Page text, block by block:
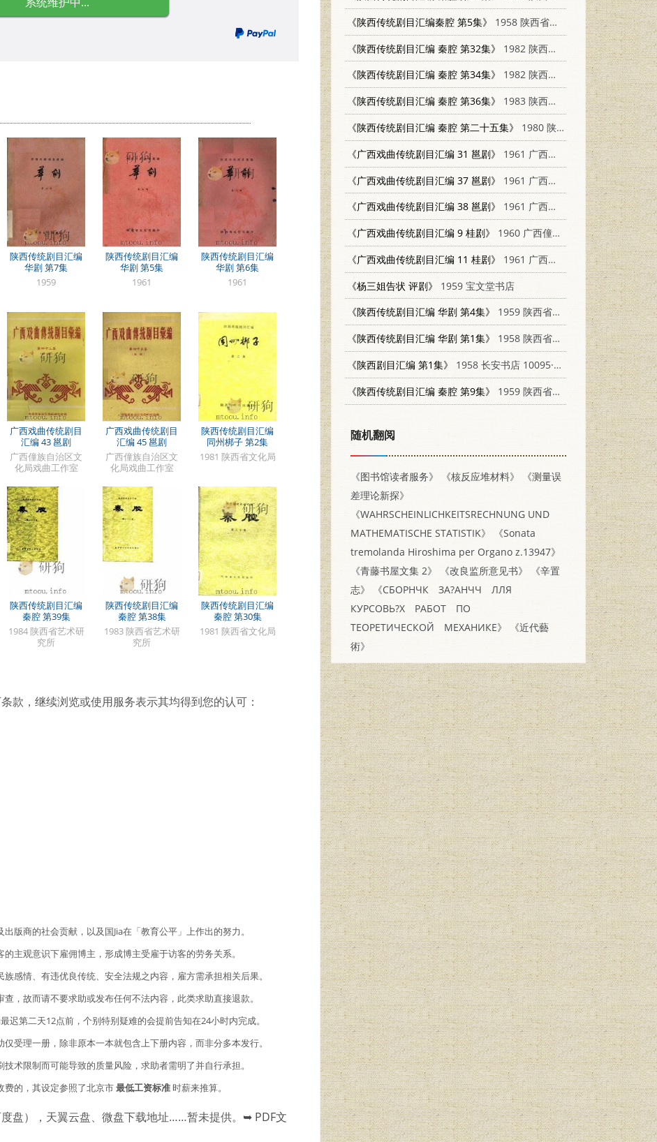
陕西传统剧目汇编
华剧 第7集
1959
陕西传统剧目汇编
华剧 第5集
1961
陕西传统剧目汇编
华剧 第6集
1961
广西戏曲传统剧目
汇编 43 邕剧
广西僮族自治区文
化局戏曲工作室
广西戏曲传统剧目
汇编 45 邕剧
广西僮族自治区文
化局戏曲工作室
陕西传统剧目汇编
同州梆子 第2集
1981 陕西省文化局
陕西传统剧目汇编
秦腔 第39集
1984 陕西省艺术研
究所
陕西传统剧目汇编
秦腔 第38集
1983 陕西省艺术研
究所
陕西传统剧目汇编
秦腔 第30集
1981 陕西省文化局
款，继续浏览或使用服务表示其均得到您的认可：
版商的社会贡献，以及国Jia在「教育公平」上作出的努力。
主观意识下雇佣博主，形成博主受雇于访客的劳务关系。
感情、有违优良传统、安全法规之内容，雇方需承担相关后果。
，故而请不要求助或发布任何不法内容，此类求助直接退款。
第二天12点前，个别特别疑难的会提前告知在24小时内完成。
受理一册，除非原本一本就包含上下册内容，而非分多本发行。
术限制而可能导致的质量风险，求助者需明了并自行承担。
的，其设定参照了北京市最低工资标准时薪来推算。
盘），天翼云盘、微盘下载地址……暂未提供。 ➥ PDF文
《陕西传统剧目汇编秦腔 第5集》
1958 陕西省文化局
《陕西传统剧目汇编 秦腔 第32集》
1982 陕西省文化局
《陕西传统剧目汇编 秦腔 第34集》
1982 陕西省文化局
《陕西传统剧目汇编 秦腔 第36集》
1983 陕西省文化局
《陕西传统剧目汇编 秦腔 第二十五集》
1980 陕西省文化局
《广西戏曲传统剧目汇编 31 邕剧》
1961 广西僮族自治区文化局戏曲工作室
《广西戏曲传统剧目汇编 37 邕剧》
1961 广西僮族自治区文化局戏曲工作室
《广西戏曲传统剧目汇编 38 邕剧》
1961 广西僮族自治区文化局戏曲工作室
《广西戏曲传统剧目汇编 9 桂剧》
1960 广西僮族自治区文化局戏曲工作室
《广西戏曲传统剧目汇编 11 桂剧》
1961 广西僮族自治区文化局戏曲工作室
《杨三姐告状 评剧》
1959 宝文堂书店
《陕西传统剧目汇编 华剧 第4集》
1959 陕西省文化局
《陕西传统剧目汇编 华剧 第1集》
1958 陕西省文化局
《陕西剧目汇编 第1集》
1958 长安书店 10095·438
《陕西传统剧目汇编 秦腔 第9集》
1959 陕西省文化局
随机翻阅
《图书馆读者服务》 《核反应堆材料》
《测量误
差理论新探》
《WAHRSCHEINLICHKEITSRECHNUNG UND
MATHEMATISCHE STATISTIK》
《Sonata
tremolanda Hiroshima per Organo z.13947》
《青藤书屋文集 2》
《改良监所意见书》
《辛置
志》
《СБОРНЧК ЗА?АНЧЧ ЛЛЯ
КУРСОВЬ?Х РАБОТ ПО
ТЕОРЕТИЧЕСКОЙ МЕХАНИКЕ》
《近代藝
術》